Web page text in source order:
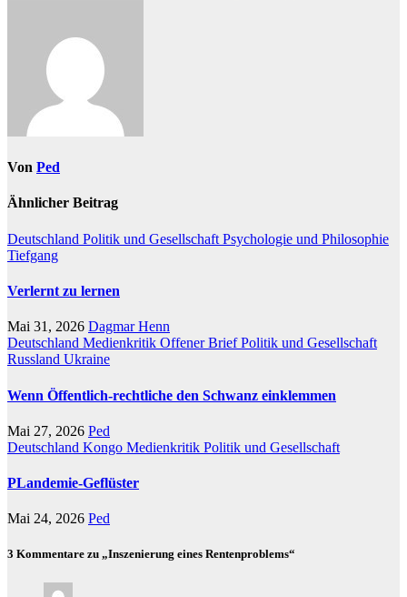
Von Ped
Ähnlicher Beitrag
Deutschland Politik und Gesellschaft Psychologie und Philosophie
Tiefgang
Verlernt zu lernen
Mai 31, 2026 Dagmar Henn
Deutschland Medienkritik Offener BriefPolitik und Gesellschaft
Russland Ukraine
Wenn Öffentlich-rechtliche den Schwanz einklemmen
Mai 27, 2026 Ped
Deutschland Kongo Medienkritik Politik und Gesellschaft
PLandemie-Geflüster
Mai 24, 2026 Ped
3 Kommentare zu „Inszenierung eines Rentenproblems“